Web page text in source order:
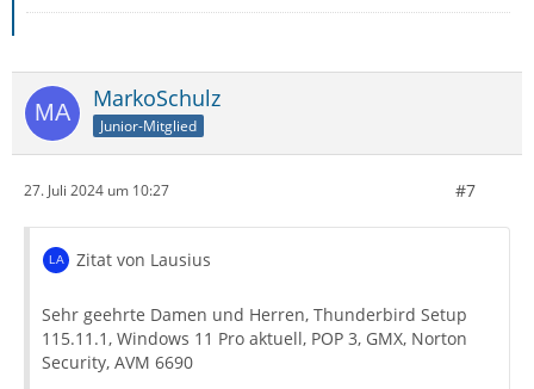
MarkoSchulz
Junior-Mitglied
27. Juli 2024 um 10:27 #7
Zitat von Lausius
Sehr geehrte Damen und Herren, Thunderbird Setup
115.11.1, Windows 11 Pro aktuell, POP 3, GMX, Norton
Security, AVM 6690